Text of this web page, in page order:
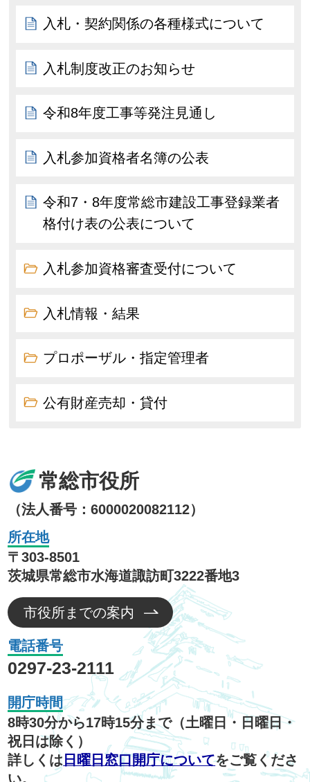
入札・契約関係の各種様式について
入札制度改正のお知らせ
令和8年度工事等発注見通し
入札参加資格者名簿の公表
令和7・8年度常総市建設工事登録業者
格付け表の公表について
入札参加資格審査受付について
入札情報・結果
プロポーザル・指定管理者
公有財産売却・貸付
常総市役所
（法人番号：6000020082112）
所在地
〒303-8501
茨城県常総市水海道諏訪町3222番地3
市役所までの案内
電話番号
0297-23-2111
開庁時間
8時30分から17時15分まで（土曜日・日曜日・
祝日は除く）
詳しくは 日曜日窓口開庁についてをご覧くださ
い。